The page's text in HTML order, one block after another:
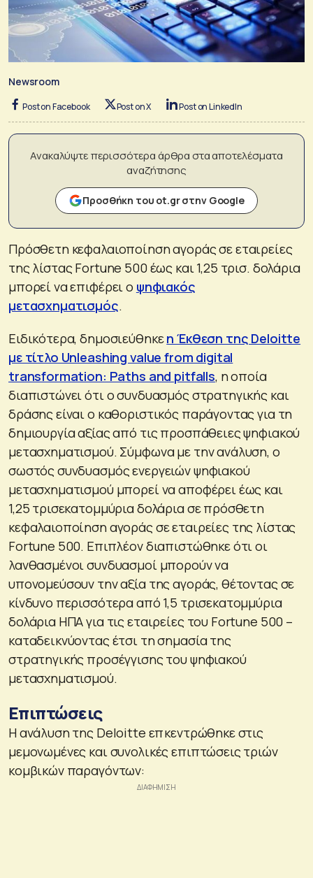
Newsroom
Post on Facebook Post on X Post on LinkedIn
Ανακαλύψτε περισσότερα άρθρα στα αποτελέσματα
αναζήτησης
Προσθήκη του ot.gr στην Google
Πρόσθετη κεφαλαιοποίηση αγοράς σε εταιρείες
της λίστας Fortune 500 έως και 1,25 τρισ. δολάρια
μπορεί να επιφέρει ο ψηφιακός
μετασχηματισμός.
Ειδικότερα, δημοσιεύθηκεη Έκθεση της Deloitte
με τίτλο Unleashing value from digital
transformation: Paths and pitfalls, η οποία
διαπιστώνει ότι ο συνδυασμός στρατηγικής και
δράσης είναι ο καθοριστικός παράγοντας για τη
δημιουργία αξίας από τις προσπάθειες ψηφιακού
μετασχηματισμού. Σύμφωνα με την ανάλυση, ο
σωστός συνδυασμός ενεργειών ψηφιακού
μετασχηματισμού μπορεί να αποφέρει έως και
1,25 τρισεκατομμύρια δολάρια σε πρόσθετη
κεφαλαιοποίηση αγοράς σε εταιρείες της λίστας
Fortune 500. Επιπλέον διαπιστώθηκε ότι οι
λανθασμένοι συνδυασμοί μπορούν να
υπονομεύσουν την αξία της αγοράς, θέτοντας σε
κίνδυνο περισσότερα από 1,5 τρισεκατομμύρια
δολάρια ΗΠΑ για τις εταιρείες του Fortune 500 –
καταδεικνύοντας έτσι τη σημασία της
στρατηγικής προσέγγισης του ψηφιακού
μετασχηματισμού.
Επιπτώσεις
Η ανάλυση της Deloitte επκεντρώθηκε στις
μεμονωμένες και συνολικές επιπτώσεις τριών
κομβικών παραγόντων: